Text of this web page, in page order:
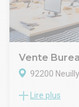
Parkings
vente. 35
Date (dernière
Disponibilité :
Honoraires /
Vente
92200
IDEALEMENT
Lire plus